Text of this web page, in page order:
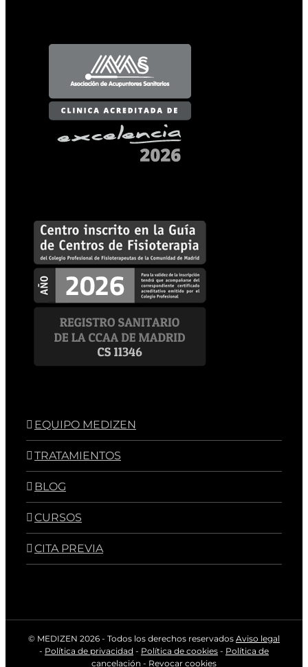
EQUIPO MEDIZEN
TRATAMIENTOS
BLOG
CURSOS
CITA PREVIA
© MEDIZEN 2026 - Todos los derechos reservados Aviso legal
- Política de privacidad - Política de cookies - Política de
cancelación - Revocar cookies